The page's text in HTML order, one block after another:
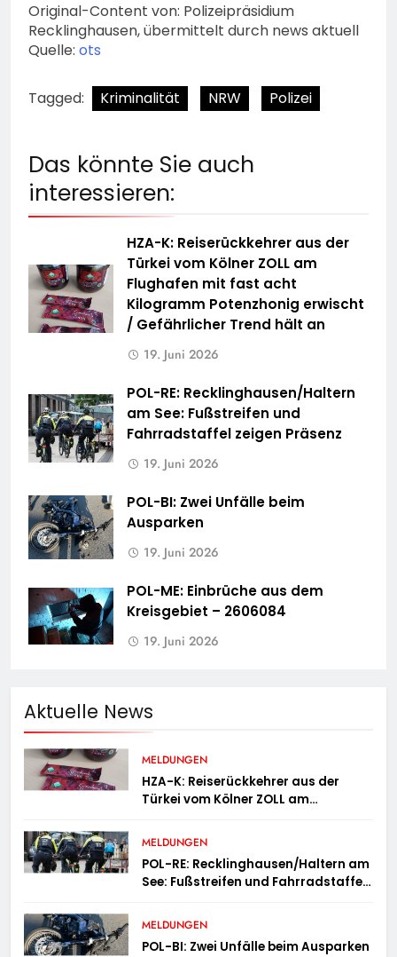
Original-Content von: Polizeipräsidium
Recklinghausen, übermittelt durch news aktuell
Quelle: ots
Tagged: Kriminalität NRW Polizei
Das könnte Sie auch
interessieren:
HZA-K: Reiserückkehrer aus der
Türkei vom Kölner ZOLL am
Flughafen mit fast acht
Kilogramm Potenzhonig erwischt
/ Gefährlicher Trend hält an
19. Juni 2026
POL-RE: Recklinghausen/Haltern
am See: Fußstreifen und
Fahrradstaffel zeigen Präsenz
19. Juni 2026
POL-BI: Zwei Unfälle beim
Ausparken
19. Juni 2026
POL-ME: Einbrüche aus dem
Kreisgebiet – 2606084
19. Juni 2026
Aktuelle News
MELDUNGEN
HZA-K: Reiserückkehrer aus der
Türkei vom Kölner ZOLL am
Potenzhonig erwischt / Gefährlicher
MELDUNGEN
POL-RE: Recklinghausen/Haltern am
See: Fußstreifen und Fahrradstaffel
MELDUNGEN
POL-BI: Zwei Unfälle beim Ausparken